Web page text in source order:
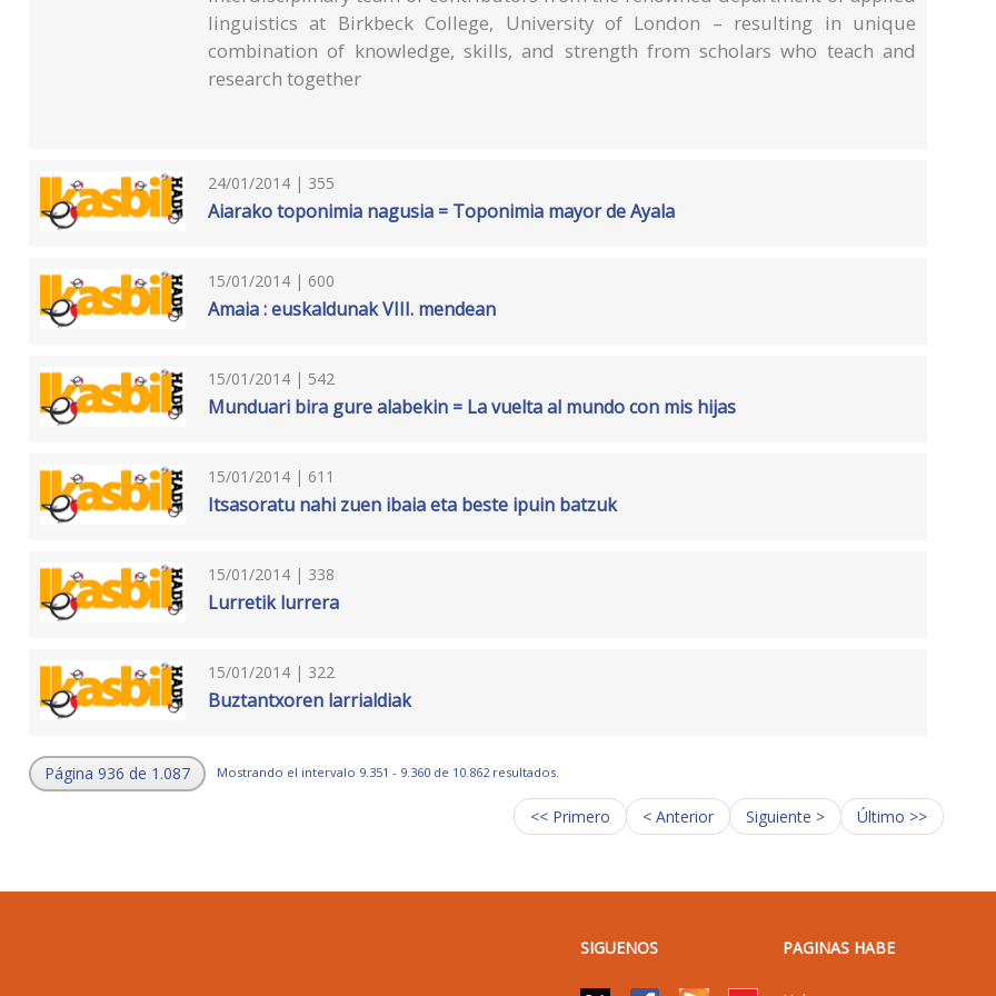
linguistics at Birkbeck College, University of London – resulting in unique
combination of knowledge, skills, and strength from scholars who teach and
research together
24/01/2014 | 355
Aiarako toponimia nagusia = Toponimia mayor de Ayala
15/01/2014 | 600
Amaia : euskaldunak VIII. mendean
15/01/2014 | 542
Munduari bira gure alabekin = La vuelta al mundo con mis hijas
15/01/2014 | 611
Itsasoratu nahi zuen ibaia eta beste ipuin batzuk
15/01/2014 | 338
Lurretik lurrera
15/01/2014 | 322
Buztantxoren larrialdiak
Página 936 de 1.087 Mostrando el intervalo 9.351 - 9.360 de 10.862 resultados.
<< Primero < Anterior Siguiente > Último >>
SIGUENOS PAGINAS HABE